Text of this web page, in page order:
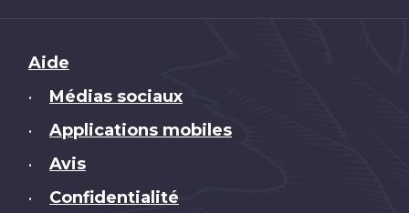
Brand
Aide
• Médias sociaux
• Applications mobiles
• Avis
• Confidentialité